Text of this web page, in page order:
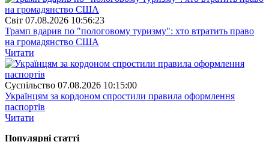
Свiт 07.08.2026 10:56:23
Трамп вдарив по "пологовому туризму": хто втратить право
на громадянство США
Читати
Суспiльство 07.08.2026 10:15:00
Українцям за кордоном спростили правила оформлення
паспортів
Читати
Популярнi статтi